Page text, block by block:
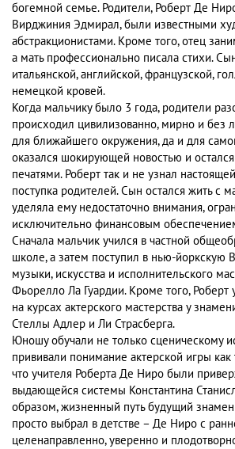
богемной семье. Родители, Роберт Де
Вирджиния Эдмирал, были известными
абстракционистами. Кроме того, отец
а мать профессионально писала стихи.
итальянской, английской, французской,
немецкой кровей.
Когда мальчику было 3 года, родители
происходил цивилизованно, мирно и без
для ближайшего окружения, да и для
оказался шокирующей новостью и
печатями. Роберт так и не узнал
поступка родителей. Сын остался жить с
уделяла ему недостаточно внимания,
исключительно финансовым
Сначала мальчик учился в частной
школе, а затем поступил в нью-
музыки, искусства и исполнительского
Фьорелло Ла Гуардии. Кроме того, Роберт
на курсах актерского мастерства у
Стеллы Адлер и Ли Страсберга.
Юношу обучали не только сценическому
прививали понимание актерской игры
что учителя Роберта Де Ниро были
выдающейся системы Константина
образом, жизненный путь будущий
просто выбрал в детстве – Де Ниро с
целенаправленно, уверенно и